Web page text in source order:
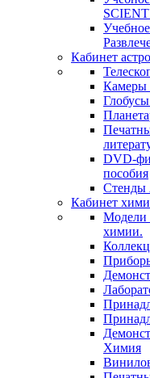
Кабинет
Камеры
DVD-
пособия
Стенды
Кабинет
Модели
химии.
Химия